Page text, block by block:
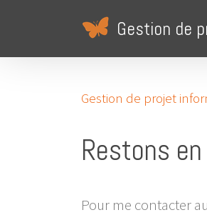
Gestion de
Gestion de projet
Restons
Pour me contacter